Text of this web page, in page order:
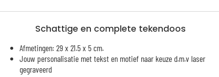
Schattige en complete tekendoos
Afmetingen: 29 x 21.5 x 5 cm.
Jouw personalisatie met tekst en motief naar keuze d.m.v laser
gegraveerd